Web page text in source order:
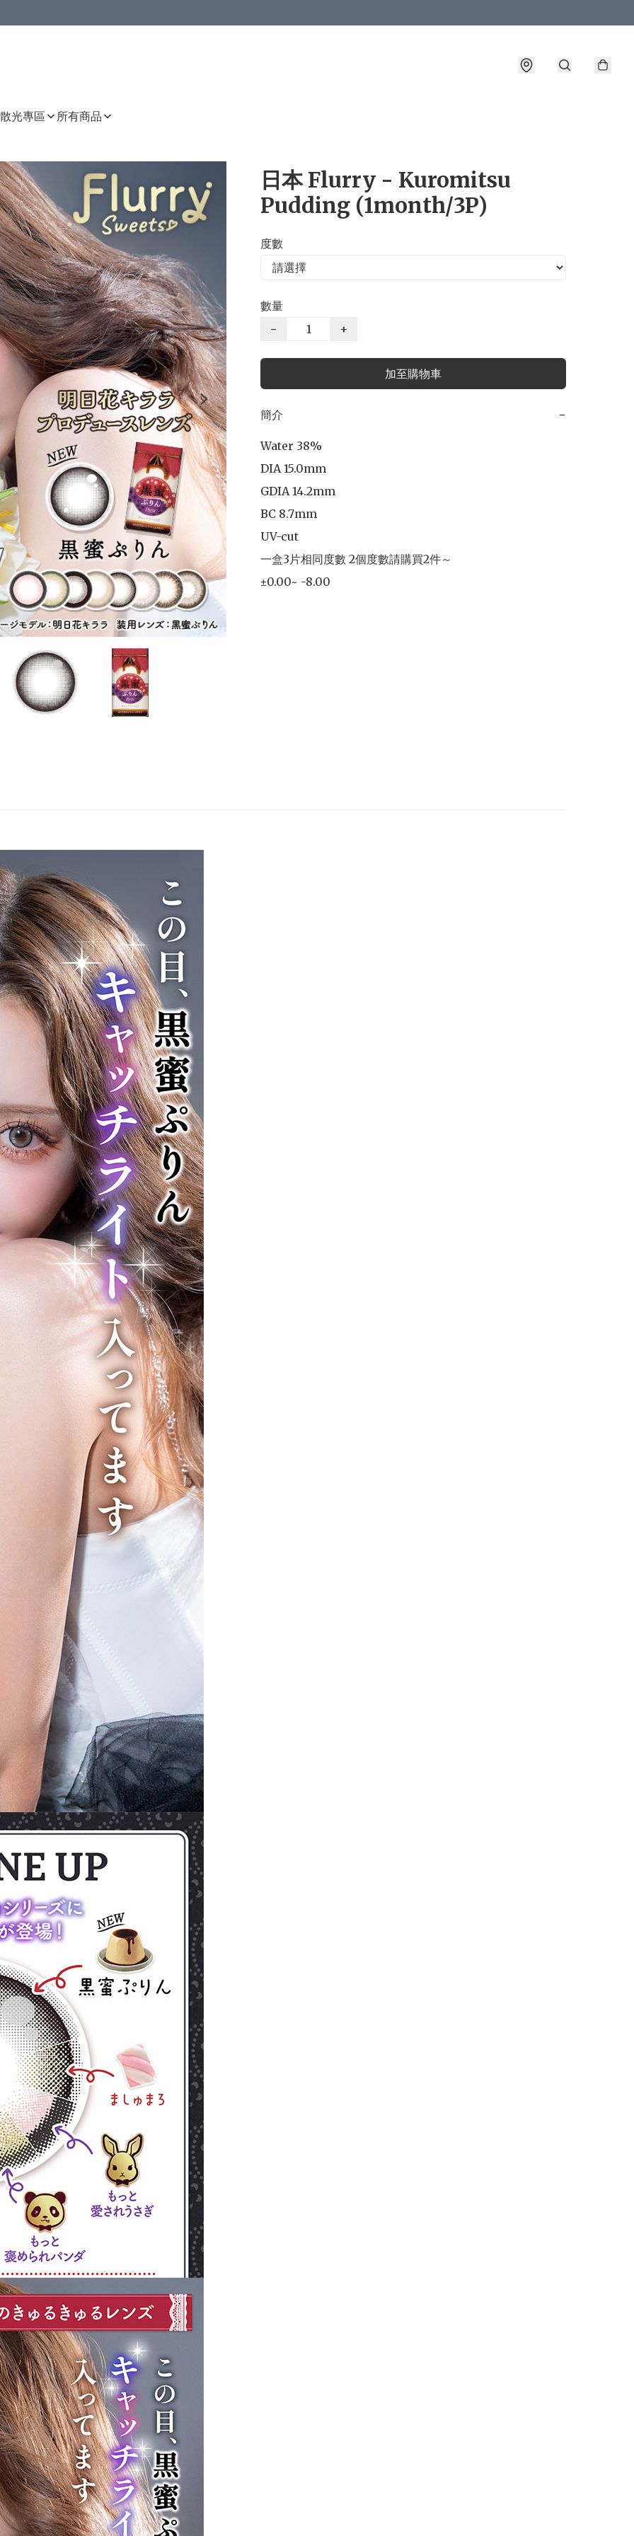
散光專區 所有商品
日本 Flurry - Kuromitsu
Pudding (1month/3P)
度數
數量
−
+
加至購物車
簡介 −
Water 38%
DIA 15.0mm
GDIA 14.2mm
BC 8.7mm
UV-cut
一盒3片相同度數 2個度數請購買2件～
±0.00~ -8.00